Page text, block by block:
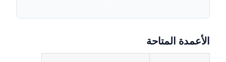
الأعمدة المتاحة